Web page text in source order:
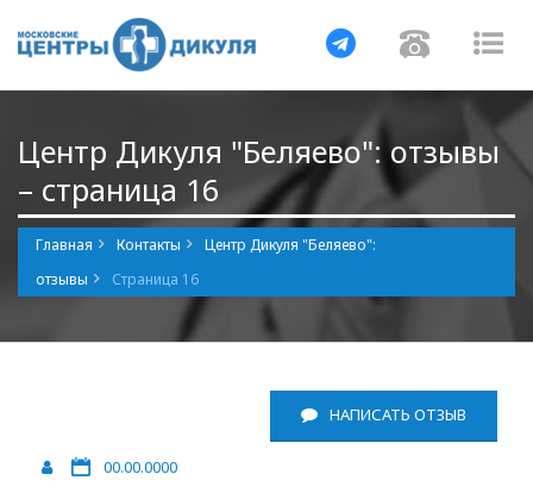
Навигация
Центр Дикуля "Беляево": отзывы
– страница 16
Главная Контакты
Центр Дикуля "Беляево":
отзывы
Страница 16
НАПИСАТЬ ОТЗЫВ
00.00.0000